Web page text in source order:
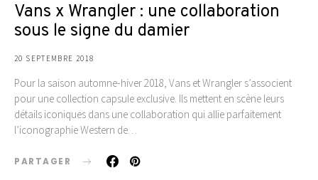
Vans x Wrangler : une collaboration
sous le signe du damier
20 SEPTEMBRE 2018
Pour la saison automne-hiver 2018, Vans et Wrangler s’associent
pour une collection capsule exclusive. Ils mettent en scène leurs
détails iconiques dans une collaboration qui allie parfaitement
l’iconographie Western de…
PARTAGER